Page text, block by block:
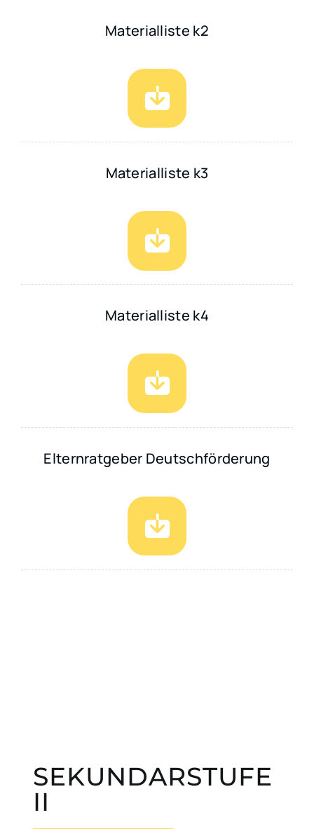
Materialliste k2
Materialliste k3
Materialliste k4
Elternratgeber Deutschförderung
SEKUNDARSTUFE
II